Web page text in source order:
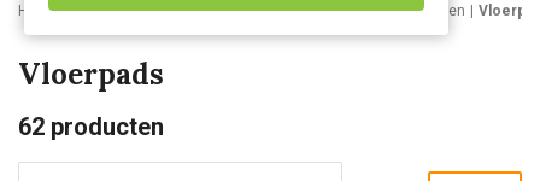
Home Webshop Schoonmaakartikelen Schoonmaakmaterialen
Vloerpads
62 producten